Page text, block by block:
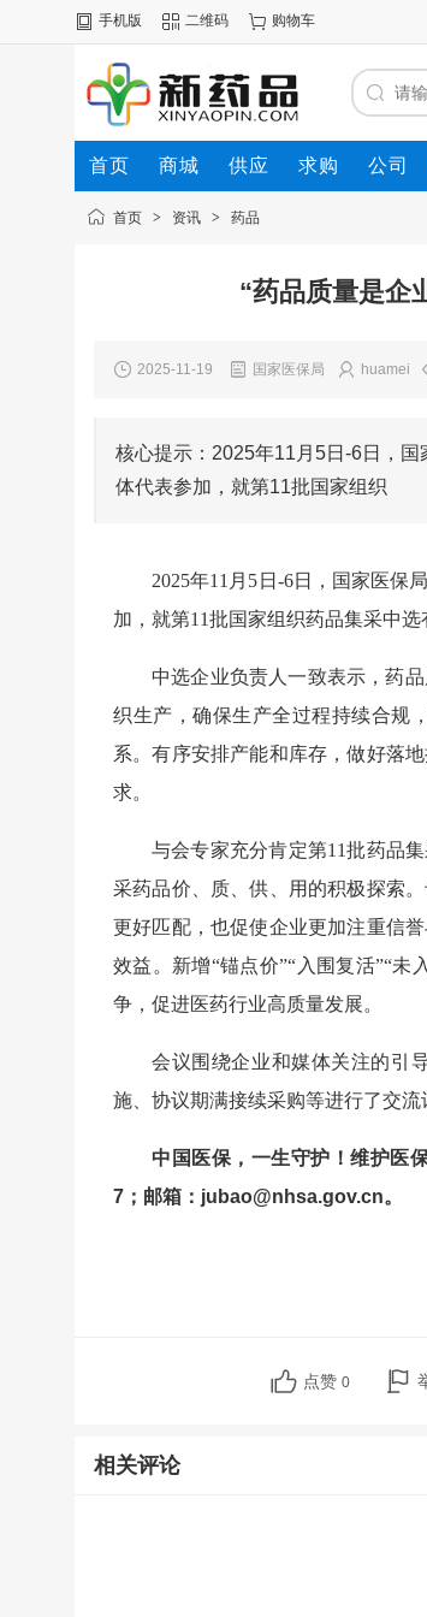
手机版 二维码 购物车
首页 商城 供应 求购 公司
首页 > 资讯 > 药品
“药品质量是
2025-11-19 国家医保局 huamei
核心提示：2025年11月5日-6日，
体代表参加，就第11批国家组织
2025年11月5日-6日，国家医保
加，就第11批国家组织药品集采中
中选企业负责人一致表示，药
织生产，确保生产全过程持续合规
系。有序安排产能和库存，做好落
求。
与会专家充分肯定第11批药品
采药品价、质、供、用的积极探索
更好匹配，也促使企业更加注重信
效益。新增“锚点价”“入围复活”“
争，促进医药行业高质量发展。
会议围绕企业和媒体关注的引
施、协议期满接续采购等进行了交流
中国医保，一生守护！维护医
7；邮箱：jubao@nhsa.gov.cn。
点赞 0
相关评论